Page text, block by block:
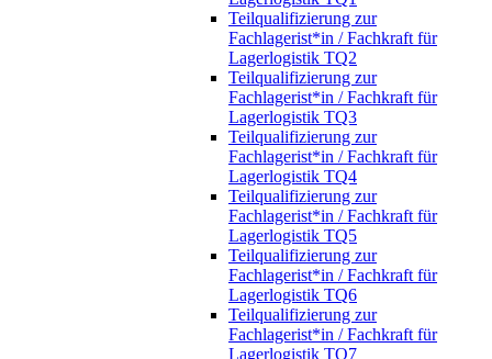
Teilqualifizierung zur
Fachlagerist*in / Fachkraft für
Lagerlogistik TQ2
Teilqualifizierung zur
Fachlagerist*in / Fachkraft für
Lagerlogistik TQ3
Teilqualifizierung zur
Fachlagerist*in / Fachkraft für
Lagerlogistik TQ4
Teilqualifizierung zur
Fachlagerist*in / Fachkraft für
Lagerlogistik TQ5
Teilqualifizierung zur
Fachlagerist*in / Fachkraft für
Lagerlogistik TQ6
Teilqualifizierung zur
Fachlagerist*in / Fachkraft für
Lagerlogistik TQ7